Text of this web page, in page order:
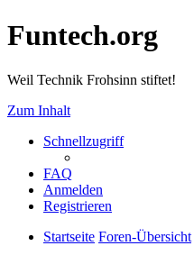
Funtech.org
Weil Technik Frohsinn stiftet!
Zum Inhalt
Schnellzugriff
FAQ
Anmelden
Registrieren
Startseite Foren-Übersicht